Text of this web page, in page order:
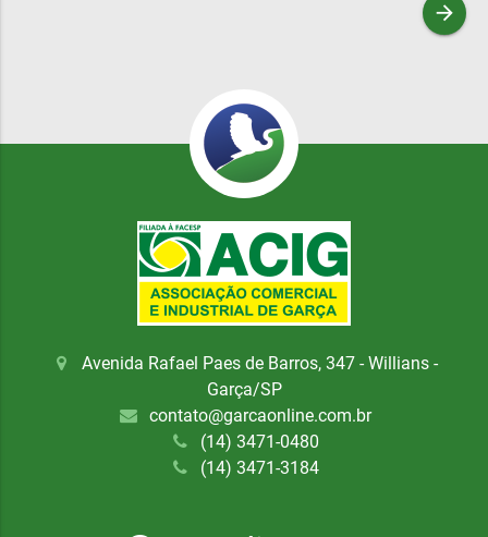
arrow_forward
Avenida Rafael Paes de Barros, 347 - Willians -
Garça/SP
contato@garcaonline.com.br
(14) 3471-0480
(14) 3471-3184